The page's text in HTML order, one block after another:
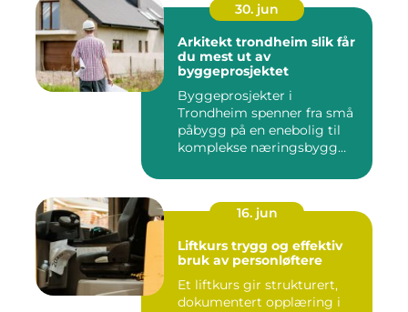
30. jun
Arkitekt trondheim slik får
du mest ut av
byggeprosjektet
Byggeprosjekter i
Trondheim spenner fra små
påbygg på en enebolig til
komplekse næringsbygg
16. jun
Liftkurs trygg og effektiv
bruk av personløftere
Et liftkurs gir strukturert,
dokumentert opplæring i